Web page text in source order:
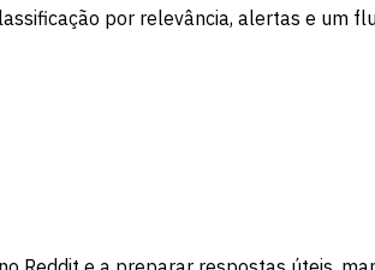
por relevância, alertas e um